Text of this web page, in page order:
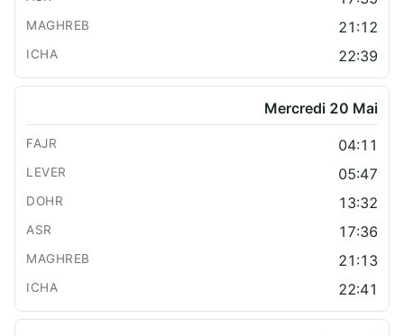
21:12
22:39
Mercredi 20 Mai
04:11
05:47
13:32
17:36
21:13
22:41